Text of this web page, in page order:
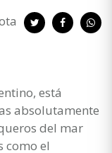
está
absolutamente
del mar
como el